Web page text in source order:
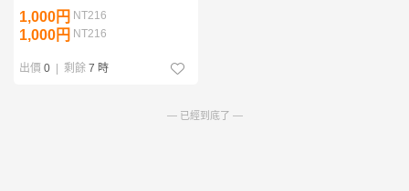
類 セット 未使用
1,000円 NT216
1,000円 NT216
出價 0 | 剩餘 7 時
— 已經到底了 —